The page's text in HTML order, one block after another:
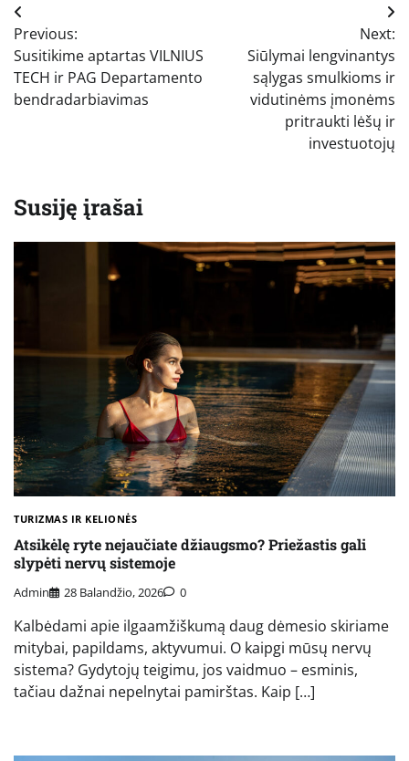
Navigacija
tarp
įrašų
Previous:
Susitikime aptartas VILNIUS
TECH ir PAG Departamento
bendradarbiavimas
Next:
Siūlymai lengvinantys
sąlygas smulkioms ir
vidutinėms įmonėms
pritraukti lėšų ir
investuotojų
Susiję įrašai
TURIZMAS IR KELIONĖS
Atsikėlę ryte nejaučiate džiaugsmo? Priežastis gali
slypėti nervų sistemoje
Admin 28 Balandžio, 2026 0
Kalbėdami apie ilgaamžiškumą daug dėmesio skiriame
mitybai, papildams, aktyvumui. O kaipgi mūsų nervų
sistema? Gydytojų teigimu, jos vaidmuo – esminis,
tačiau dažnai nepelnytai pamirštas. Kaip […]